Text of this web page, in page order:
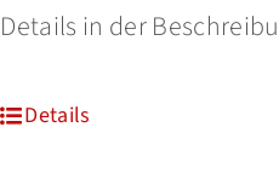
Details in der
Details